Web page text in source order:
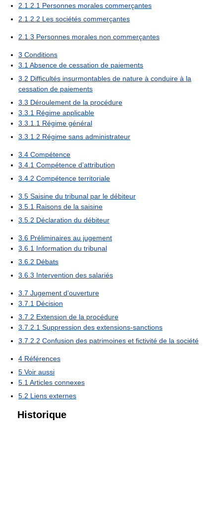
2.1.2.1 Personnes morales commerçantes
2.1.2.2 Les sociétés commerçantes
2.1.3 Personnes morales non commerçantes
3 Conditions
3.1 Absence de cessation de paiements
3.2 Difficultés insurmontables de nature à conduire à la
cessation de paiements
3.3 Déroulement de la procédure
3.3.1 Régime applicable
3.3.1.1 Régime général
3.3.1.2 Régime sans administrateur
3.4 Compétence
3.4.1 Compétence d’attribution
3.4.2 Compétence territoriale
3.5 Saisine du tribunal par le débiteur
3.5.1 Raisons de la saisine
3.5.2 Déclaration du débiteur
3.6 Préliminaires au jugement
3.6.1 Information du tribunal
3.6.2 Débats
3.6.3 Intervention des salariés
3.7 Jugement d’ouverture
3.7.1 Décision
3.7.2 Extension de la procédure
3.7.2.1 Suppression des extensions-sanctions
3.7.2.2 Confusion des patrimoines et fictivité de la société
4 Références
5 Voir aussi
5.1 Articles connexes
5.2 Liens externes
Historique